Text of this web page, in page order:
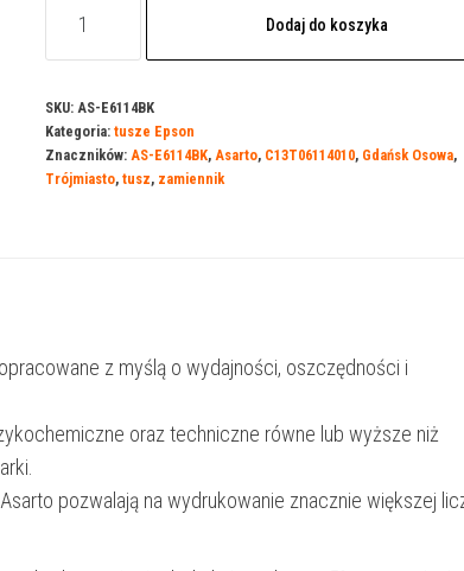
Asarto
do
Epson
str.
black
Dodaj do koszyka
SKU: AS-E6114BK
Kategoria: tusze Epson
Znaczników: AS-E6114BK, Asarto, C13T06114010, Gdańsk Osowa,
Trójmiasto, tusz, zamiennik
z myślą o wydajności, oszczędności i
oraz techniczne równe lub wyższe niż
pozwalają na wydrukowanie znacznie większej